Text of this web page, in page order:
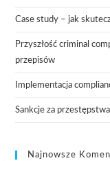
Case study – jak
Przyszłość criminal
przepisów
Implementacja
Sankcje za
Najnowsze